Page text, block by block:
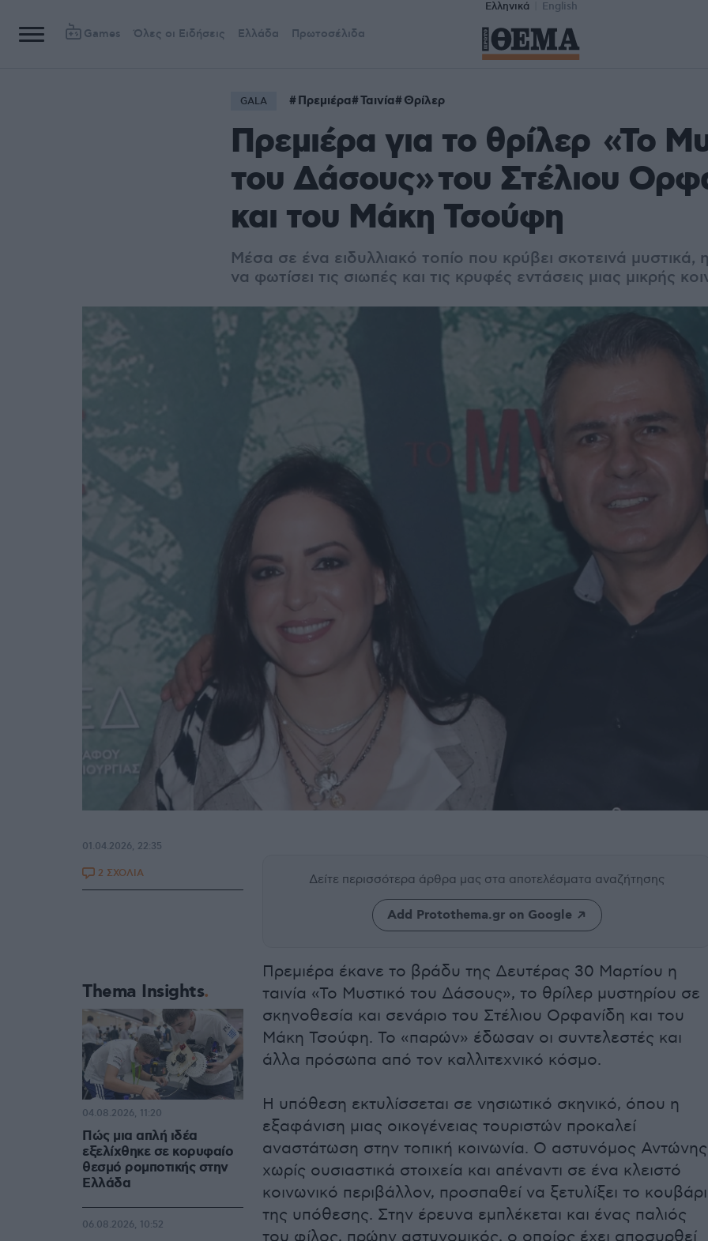
Ελληνικά English
Games Όλες οι Ειδήσεις Ελλάδα Πρωτοσέλιδα
GALA Πρεμιέρα Ταινία Θρίλερ
Πρεμιέρα για το θρίλερ «Το
του Δάσους» του Στέλιου
και του Μάκη Τσούφη
Μέσα σε ένα ειδυλλιακό τοπίο που κρύβει σκοτεινά μυστικά, η
να φωτίσει τις σιωπές και τις κρυφές εντάσεις μιας μικρής
Δείτε περισσότερα άρθρα μας στα αποτελέσματα αναζήτησης
Add Protothema.gr on Google
Πρεμιέρα έκανε το βράδυ της Δευτέρας 30 Μαρτίου η
ταινία «Το Μυστικό του Δάσους», το θρίλερ μυστηρίου σε
σκηνοθεσία και σενάριο του Στέλιου Ορφανίδη και του
Μάκη Τσούφη. Το «παρών» έδωσαν οι συντελεστές και
άλλα πρόσωπα από τον καλλιτεχνικό κόσμο.
Η υπόθεση εκτυλίσσεται σε νησιωτικό σκηνικό, όπου η
εξαφάνιση μιας οικογένειας τουριστών προκαλεί
αναστάτωση στην τοπική κοινωνία. Ο αστυνόμος
χωρίς ουσιαστικά στοιχεία και απέναντι σε ένα κλειστό
κοινωνικό περιβάλλον, προσπαθεί να ξετυλίξει το κουβάρι
της υπόθεσης. Στην έρευνα εμπλέκεται και ένας παλιός
του φίλος, πρώην αστυνομικός, ο οποίος έχει αποσυρθεί
01.04.2026, 22:35
2 ΣΧΟΛΙΑ
Thema Insights
Πώς μια απλή ιδέα
εξελίχθηκε σε κορυφαίο
θεσμό ρομποτικής στην
Ελλάδα
04.08.2026, 11:20
06.08.2026, 10:52